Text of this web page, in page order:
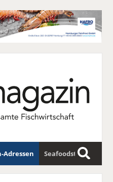
Adressen Seafoodstar
S
u